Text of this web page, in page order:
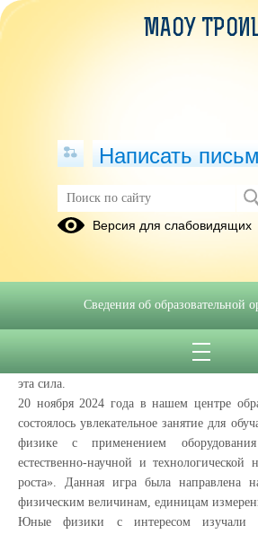
20.11.24, игра по
физической силы"
В мире существует множество физических
загадочных сил – гравитация. Мы
проявлениями, но мало задумываемся о
эта сила.
20 ноября 2024 года в нашем центре
состоялось увлекательное занятие для
физике с применением
естественно-научной и технологической
роста». Данная игра была направлена
физическим величинам, единицам
Юные физики с интересом изучали
МАОУ
Написать
Версия для слабовидящих
Сведения об образовательной